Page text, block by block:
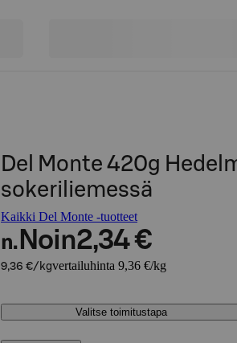
Del Monte 420g
sokeriliemessä
Kaikki Del Monte -tuotteet
n. Noin2,34 €
9,36 €/kgvertailuhinta 9,36 €/kg
Valitse toimitustapa